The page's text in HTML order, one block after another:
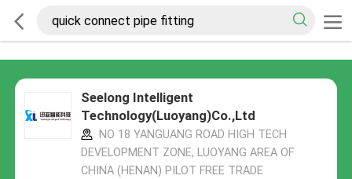
Seelong Intelligent
Technology(Luoyang)Co.,Ltd
NO 18 YANGUANG ROAD HIGH TECH
DEVELOPMENT ZONE, LUOYANG AREA OF
CHINA (HENAN) PILOT FREE TRADE